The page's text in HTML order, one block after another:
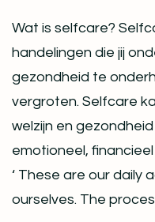
Wat is selfcare?
handelingen die jij
gezondheid te
vergroten. Selfcare
welzijn en
emotioneel,
‘ These are our daily
ourselves. The